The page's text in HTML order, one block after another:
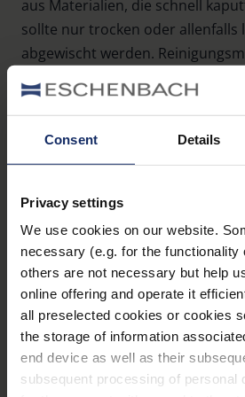
Consent Details
Privacy settings
We use cookies on our website.
necessary (e.g. for the functionality
others are not necessary but help
online offering and operate it
all preselected cookies or cookies
the storage of information
end device as well as their
subsequent processing of personal
aus Materialien, die schnell
sollte nur trocken oder allenfalls
abgewischt werden.
Reibung können die Oberfläche
Praktische
für die
Reinigung